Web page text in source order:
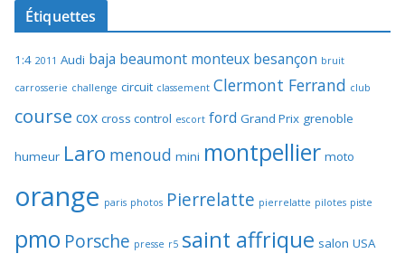
Étiquettes
1:4 2011 Audi baja beaumont monteux besançon bruit
carrosserie challenge circuit classement Clermont Ferrand club
course cox cross control escort ford Grand Prix grenoble
humeur Laro menoud mini montpellier moto
orange paris photos Pierrelatte pierrelatte pilotes piste
pmo Porsche presse r5 saint affrique salon USA